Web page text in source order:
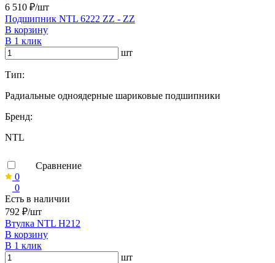
6 510 ₽/шт
Подшипник NTL 6222 ZZ - ZZ
В корзину
В 1 клик
шт
Тип:
Радиальные одноядерные шариковые подшипники
Бренд:
NTL
Сравнение
0
0
Есть в наличии
792 ₽/шт
Втулка NTL H212
В корзину
В 1 клик
шт